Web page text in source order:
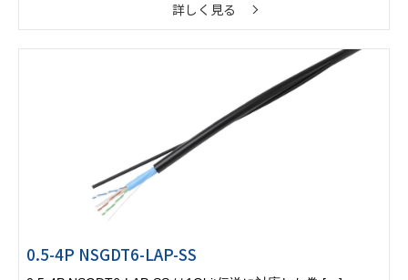
詳しく見る
0.5-4P NSGDT6-LAP-SS